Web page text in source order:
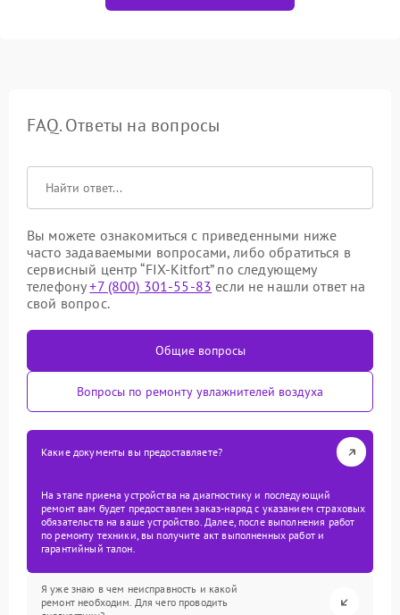
FAQ. Ответы на вопросы
Вы можете ознакомиться с приведенными ниже
часто задаваемыми вопросами, либо обратиться в
сервисный центр “FIX-Kitfort” по следующему
телефону+7 (800) 301-55-83 если не нашли ответ на
свой вопрос.
Общие вопросы
Вопросы по ремонту увлажнителей воздуха
Какие документы вы предоставляете?
На этапе приема устройства на диагностику и последующий
ремонт вам будет предоставлен заказ-наряд с указанием страховых
обязательств на ваше устройство. Далее, после выполнения работ
по ремонту техники, вы получите акт выполненных работ и
гарантийный талон.
Я уже знаю в чем неисправность и какой
ремонт необходим. Для чего проводить